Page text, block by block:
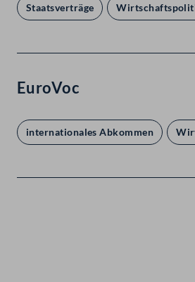
Staatsverträge
EuroVoc
internationales Abkommen